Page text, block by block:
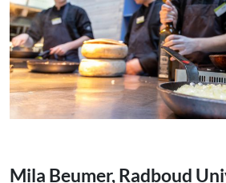
Mila Beumer, Radboud